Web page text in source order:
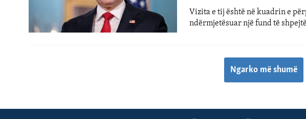
Vizita e tij është në kuadrin e
ndërmjetësuar një fund të
Ngarko më shumë